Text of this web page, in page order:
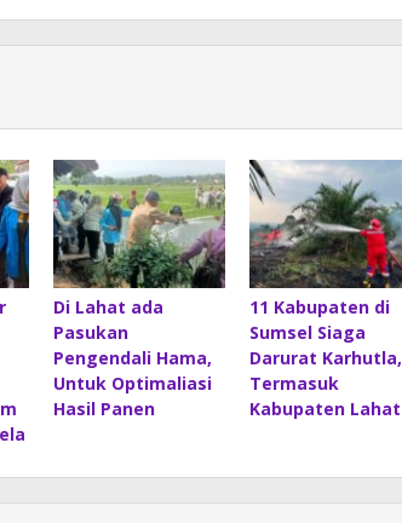
Di Lahat ada
Pasukan
Pengendali Hama,
Untuk Optimaliasi
Hasil Panen
11 Kabupaten di
Sumsel Siaga
Darurat Karhutla,
Termasuk
Kabupaten Lahat